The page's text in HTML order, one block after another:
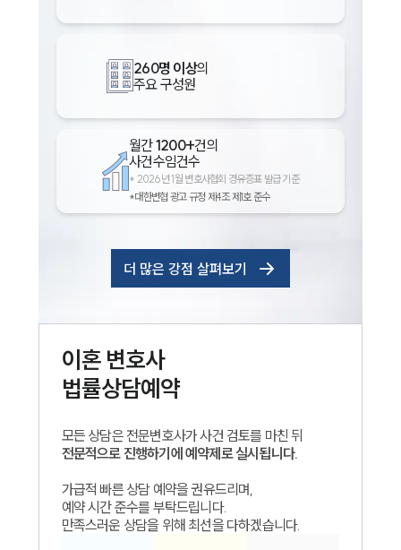
260명 이상의
주요 구성원
월간1200+건의
사건수임건수
* 2026년 1월 변호사협회 경유증표 발급 기준
*대한변협 광고 규정 제4조 제1호 준수
더 많은 강점 살펴보기
이혼변호사
법률상담예약
모든 상담은 전문변호사가 사건 검토를 마친 뒤
전문적으로 진행하기에 예약제로 실시됩니다.
가급적 빠른 상담 예약을 권유드리며,
예약 시간 준수를 부탁드립니다.
만족스러운 상담을 위해 최선을 다하겠습니다.